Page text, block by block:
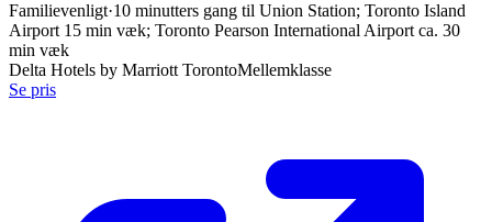
Familievenligt·10 minutters gang til Union Station; Toronto Island
Airport 15 min væk; Toronto Pearson International Airport ca. 30
min væk
Delta Hotels by Marriott TorontoMellemklasse
Se pris